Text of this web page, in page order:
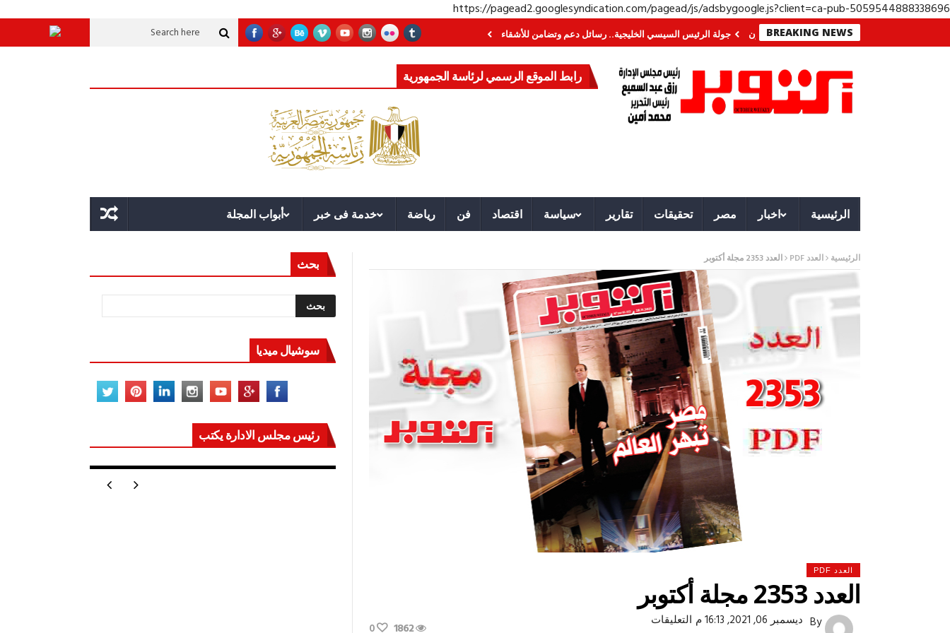
https://pagead2.googlesyndication.com/pagead/js/adsbygoogle.js?client=ca-pub-5059544888338696
BREAKING NEWS
في الجنوب؟ معركة لا تُرى.. وحراس لا ينامون جولة الرئيس السيسي الخليجية.. رسائل دعم وتضامن للأشقاء جهاز مستقبل مصر نموذجا.. لماذا تُنشئ الدول كيانات تنموية عملاقة؟ قوة الدولة.. عندما يصبح التخطيط خط الدفاع الأول
رابط الموقع الرسمي لرئاسة الجمهورية
الرئيسية اخبار مصر تحقيقات تقارير سياسة اقتصاد فن رياضة خدمة فى خبر أبواب المجلة
الرئيسية العدد PDF العدد 2353 مجلة أكتوبر
العدد PDF
العدد 2353 مجلة أكتوبر
By ديسمبر 06, 2021, 16:13 م التعليقات 1862
0
بحث
سوشيال ميديا
رئيس مجلس الادارة يكتب
مصر تعيد للعالم اتزانه أكتوبر «النصر» و«المجلة»
التشجيع «أخلاق» وليس «تحفيل»